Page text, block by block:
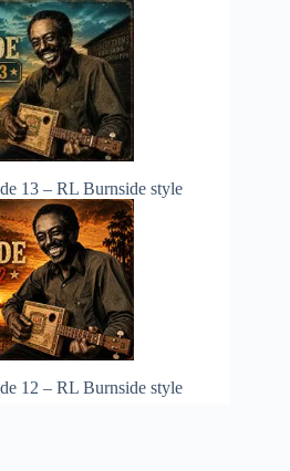
13 – RL Burnside style
12 – RL Burnside style